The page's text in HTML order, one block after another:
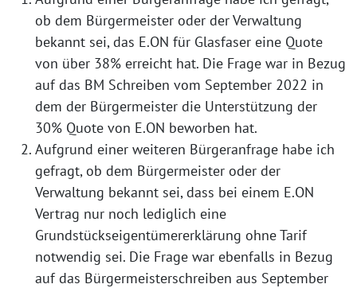
ob dem Bürgermeister oder der Verwaltung
bekannt sei, das E.ON für Glasfaser eine Quote
von über 38% erreicht hat. Die Frage war in Bezug
auf das BM Schreiben vom September 2022 in
dem der Bürgermeister die Unterstützung der
30% Quote von E.ON beworben hat.
Aufgrund einer weiteren Bürgeranfrage habe ich
gefragt, ob dem Bürgermeister oder der
Verwaltung bekannt sei, dass bei einem E.ON
Vertrag nur noch lediglich eine
Grundstückseigentümererklärung ohne Tarif
notwendig sei. Die Frage war ebenfalls in Bezug
auf das Bürgermeisterschreiben aus September